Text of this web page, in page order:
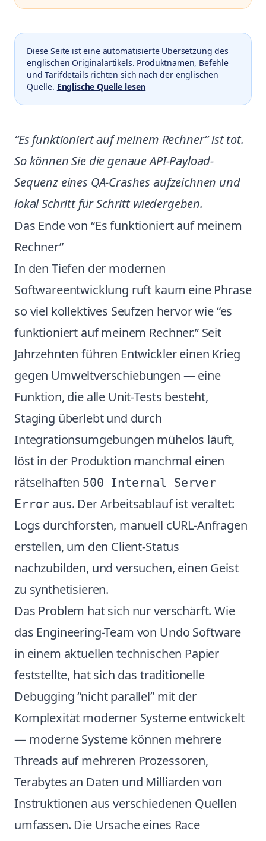
Diese Seite ist eine automatisierte Ubersetzung des
englischen Originalartikels. Produktnamen, Befehle
und Tarifdetails richten sich nach der englischen
Quelle. Englische Quelle lesen
“Es funktioniert auf meinem Rechner” ist tot.
So können Sie die genaue API-Payload-
Sequenz eines QA-Crashes aufzeichnen und
lokal Schritt für Schritt wiedergeben.
Das Ende von “Es funktioniert auf meinem
Rechner”
In den Tiefen der modernen
Softwareentwicklung ruft kaum eine Phrase
so viel kollektives Seufzen hervor wie “es
funktioniert auf meinem Rechner.” Seit
Jahrzehnten führen Entwickler einen Krieg
gegen Umweltverschiebungen — eine
Funktion, die alle Unit-Tests besteht,
Staging überlebt und durch
Integrationsumgebungen mühelos läuft,
löst in der Produktion manchmal einen
rätselhaften 500 Internal Server
Error aus. Der Arbeitsablauf ist veraltet:
Logs durchforsten, manuell cURL-Anfragen
erstellen, um den Client-Status
nachzubilden, und versuchen, einen Geist
zu synthetisieren.
Das Problem hat sich nur verschärft. Wie
das Engineering-Team von Undo Software
in einem aktuellen technischen Papier
feststellte, hat sich das traditionelle
Debugging “nicht parallel” mit der
Komplexität moderner Systeme entwickelt
— moderne Systeme können mehrere
Threads auf mehreren Prozessoren,
Terabytes an Daten und Milliarden von
Instruktionen aus verschiedenen Quellen
umfassen. Die Ursache eines Race